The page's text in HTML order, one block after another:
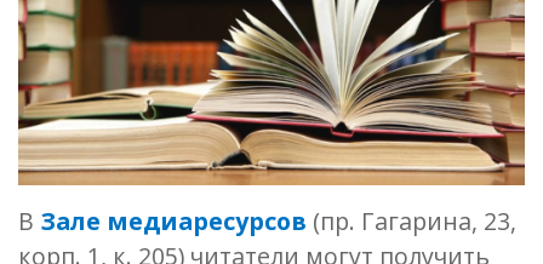
В Зале медиаресурсов (пр. Гагарина, 23,
корп. 1, к. 205) читатели могут получить